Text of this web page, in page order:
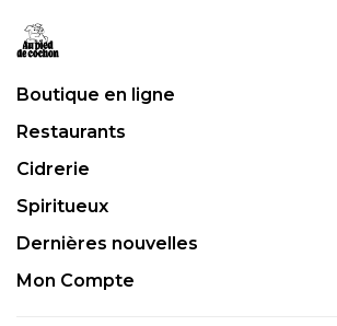
Boutique en ligne
Restaurants
Cidrerie
Spiritueux
Dernières nouvelles
Mon Compte